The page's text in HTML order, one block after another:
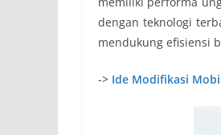
dengan teknologi
mendukung efisiensi
-> Ide Modifikasi